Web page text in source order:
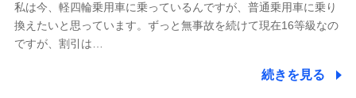
(https://pshoken.co.jp/)
リトルファミリー少額短期保険株式会社
(https://www.littlefamily-ssi.com/)
私は今、軽四輪乗用車に乗っているんですが、普通乗用車に乗り
換えたいと思っています。ずっと無事故を続けて現在16等級なの
ですが、割引は…
続きを見る